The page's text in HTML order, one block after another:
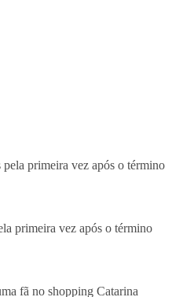
primeira vez após o término